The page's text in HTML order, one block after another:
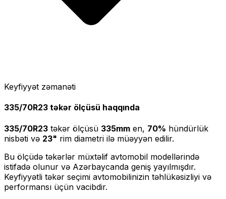
Keyfiyyət zəmanəti
335/70R23 təkər ölçüsü haqqında
335/70R23 təkər ölçüsü 335mm en, 70% hündürlük
nisbəti və 23" rim diametri ilə müəyyən edilir.
Bu ölçüdə təkərlər müxtəlif avtomobil modellərində
istifadə olunur və Azərbaycanda geniş yayılmışdır.
Keyfiyyətli təkər seçimi avtomobilinizin təhlükəsizliyi və
performansı üçün vacibdir.